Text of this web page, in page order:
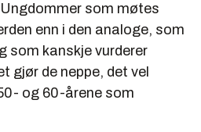
som møtes
enn i den analoge, som
som kanskje vurderer
gjør de neppe, det vel
og 60-årene som